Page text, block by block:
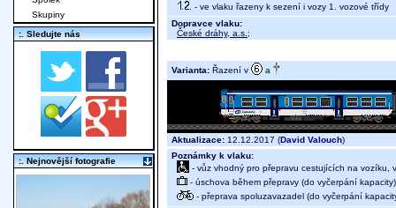
- ve vlaku řazeny k sezení i vozy 1. vozové třídy
Dopravce vlaku:
České dráhy, a.s. ;
Varianta: Řazení v a
Aktualizace: 12.12.2017 (David Valouch)
Poznámky k vlaku:
- vůz vhodný pro přepravu cestujících na vozíku,
- úschova během přepravy (do vyčerpání kapacity)
- přeprava spoluzavazadel (do vyčerpání
Skupiny
:. Sledujte nás
:. Nejnovější fotografie